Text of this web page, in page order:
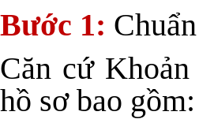
Bước 1:
Căn cứ
hồ sơ bao gồm: